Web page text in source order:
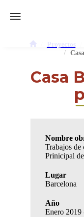
Toggle navigation
Proyectos
Casa
Nombre
Trabajos de
Prinicipal
Lugar
Barcelona
Año
Enero